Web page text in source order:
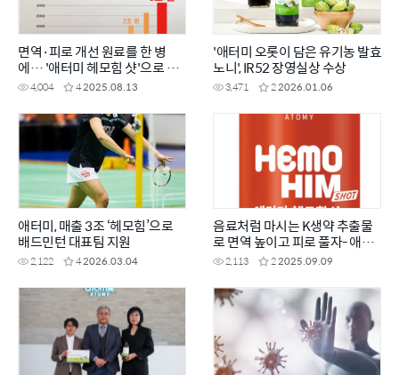
면역·피로 개선 원료를 한 병
에… '애터미 헤모힘 샷'으로 활
력 UP!
4,004 42025.08.13
'애터미 오롯이 담은 유기농 발효
노니', IR52 장영실상 수상
3,471 22026.01.06
애터미, 매출 3조 ‘헤모힘’으로
배드민턴 대표팀 지원
2,122 42026.03.04
음료처럼 마시는 K생약 추출물
로 면역 높이고 피로 풀자- 애터
미 헤모힘 샷
2,113 22025.09.09